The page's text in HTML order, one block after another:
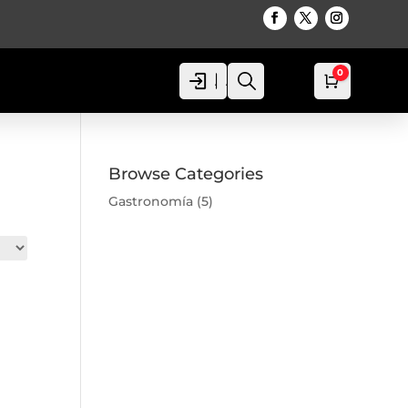
Acceso
Acceso Carro
0
Browse Categories
Gastronomía (5)